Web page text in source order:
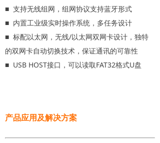
■ 支持无线组网，组网协议支持蓝牙形式
■ 内置工业级实时操作系统，多任务设计
■ 标配以太网，无线/以太网双网卡设计，独特
的双网卡自动切换技术，保证通讯的可靠性
■ USB HOST接口，可以读取FAT32格式U盘
产品应用及解决方案